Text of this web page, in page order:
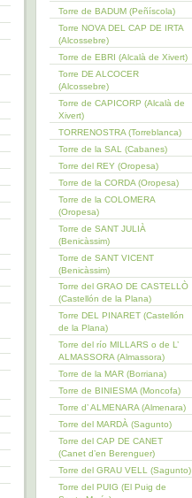
Torre de BADUM (Peñíscola)
Torre NOVA DEL CAP DE IRTA
(Alcossebre)
Torre de EBRI (Alcalà de Xivert)
Torre DE ALCOCER
(Alcossebre)
Torre de CAPICORP (Alcalà de
Xivert)
TORRENOSTRA (Torreblanca)
Torre de la SAL (Cabanes)
Torre del REY (Oropesa)
Torre de la CORDA (Oropesa)
Torre de la COLOMERA
(Oropesa)
Torre de SANT JULIÀ
(Benicàssim)
Torre de SANT VICENT
(Benicàssim)
Torre del GRAO DE CASTELLÒ
(Castellón de la Plana)
Torre DEL PINARET (Castellón
de la Plana)
Torre del río MILLARS o de L’
ALMASSORA (Almassora)
Torre de la MAR (Borriana)
Torre de BINIESMA (Moncofa)
Torre d’ ALMENARA (Almenara)
Torre del MARDÀ (Sagunto)
Torre del CAP DE CANET
(Canet d’en Berenguer)
Torre del GRAU VELL (Sagunto)
Torre del PUIG (El Puig de